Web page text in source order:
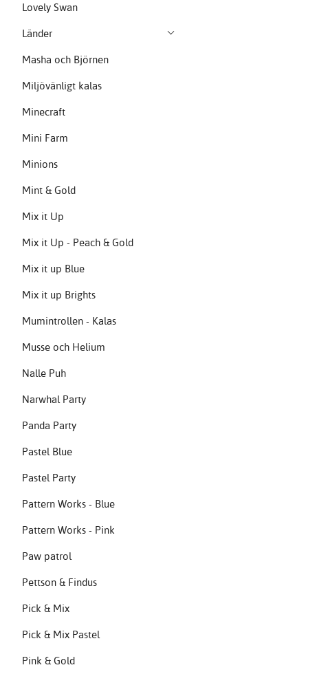
Lovely Swan
Länder
Masha och Björnen
Miljövänligt kalas
Minecraft
Mini Farm
Minions
Mint & Gold
Mix it Up
Mix it Up - Peach & Gold
Mix it up Blue
Mix it up Brights
Mumintrollen - Kalas
Musse och Helium
Nalle Puh
Narwhal Party
Panda Party
Pastel Blue
Pastel Party
Pattern Works - Blue
Pattern Works - Pink
Paw patrol
Pettson & Findus
Pick & Mix
Pick & Mix Pastel
Pink & Gold